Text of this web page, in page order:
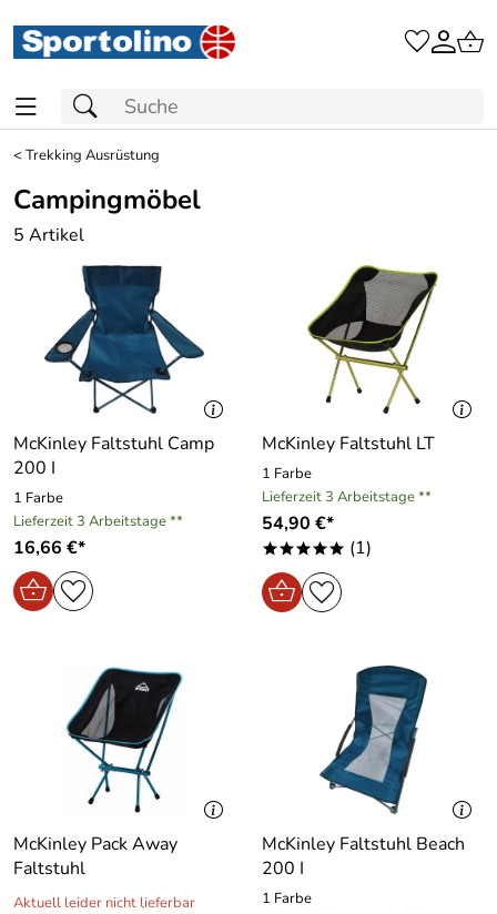
<Trekking Ausrüstung
Campingmöbel
5 Artikel
McKinley Faltstuhl Camp
200 I
1 Farbe
Lieferzeit 3 Arbeitstage **
16,66 €*
McKinley Faltstuhl LT
1 Farbe
Lieferzeit 3 Arbeitstage **
54,90 €*
***** (1)
McKinley Pack Away
Faltstuhl
Aktuell leider nicht lieferbar
McKinley Faltstuhl Beach
200 I
1 Farbe